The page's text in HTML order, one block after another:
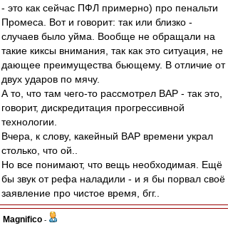
- это как сейчас ПФЛ примерно) про пенальти
Промеса. Вот и говорит: так или близко -
случаев было уйма. Вообще не обращали на
такие киксы внимания, так как это ситуация, не
дающее преимущества бьющему. В отличие от
двух ударов по мячу.
А то, что там чего-то рассмотрел ВАР - так это,
говорит, дискредитация прогрессивной
технологии.
Вчера, к слову, какейный ВАР времени украл
столько, что ой..
Но все понимают, что вещь необходимая. Ещё
бы звук от рефа наладили - и я бы порвал своё
заявление про чистое время, бгг..
Magnifico -